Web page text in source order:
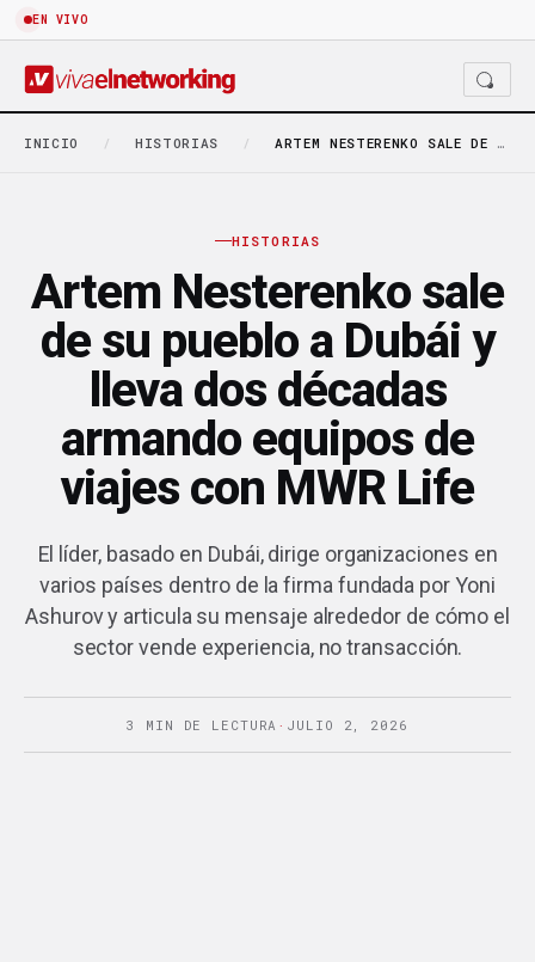
EN VIVO
INICIO / HISTORIAS / ARTEM NESTERENKO SALE DE SU PUEBLO A DUBÁI…
HISTORIAS
Artem Nesterenko sale
de su pueblo a Dubái y
lleva dos décadas
armando equipos de
viajes con MWR Life
El líder, basado en Dubái, dirige organizaciones en
varios países dentro de la firma fundada por Yoni
Ashurov y articula su mensaje alrededor de cómo el
sector vende experiencia, no transacción.
3 MIN DE LECTURA · JULIO 2, 2026